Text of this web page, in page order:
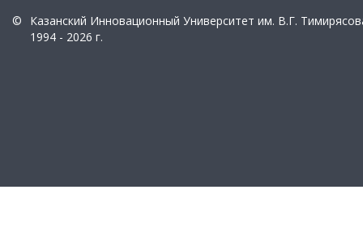
©
Казанский Инновационный Университет им. В.Г.
1994 - 2026 г.